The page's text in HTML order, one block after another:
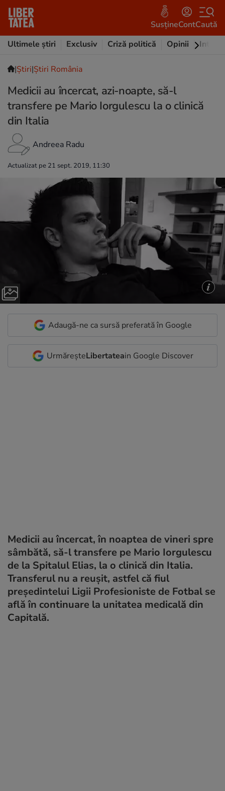
SusțineContCaută
Ultimele știri
Exclusiv Criză politică Opinii
|Ştiri|Știri România
Medicii au încercat, azi-noapte, să-l
transfere pe Mario Iorgulescu la o clinică
din Italia
Andreea Radu
Actualizat pe 21 sept. 2019, 11:30
Adaugă-ne ca sursă preferată în Google
UrmăreșteLibertateain Google Discover
Medicii au încercat, în noaptea de vineri spre
sâmbătă, să-l transfere pe Mario Iorgulescu
de la Spitalul Elias, la o clinică din Italia.
Transferul nu a reușit, astfel că fiul
președintelui Ligii Profesioniste de Fotbal se
află în continuare la unitatea medicală din
Capitală.